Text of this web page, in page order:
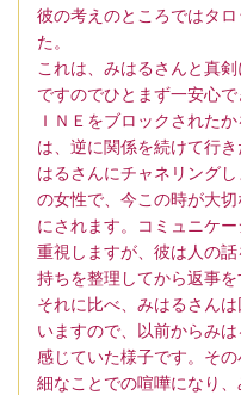
彼の考えのところではタ
た。
これは、みはるさんと真
ですのでひとまず一安心
ＩＮＥをブロックされた
は、逆に関係を続けて行
はるさんにチャネリング
の女性で、今この時が大
にされます。コミュニケ
重視しますが、彼は人の
持ちを整理してから返事を
それに比べ、みはるさん
いますので、以前からみ
感じていた様子です。そ
細なことでの喧嘩になり